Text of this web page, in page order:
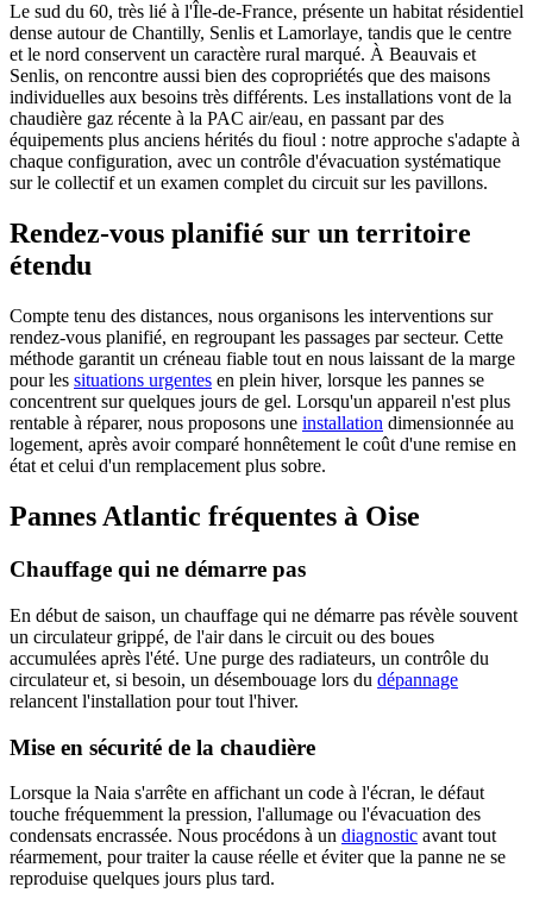
Le sud du 60, très lié à l'Île-de-France, présente un habitat résidentiel
dense autour de Chantilly, Senlis et Lamorlaye, tandis que le centre
et le nord conservent un caractère rural marqué. À Beauvais et
Senlis, on rencontre aussi bien des copropriétés que des maisons
individuelles aux besoins très différents. Les installations vont de la
chaudière gaz récente à la PAC air/eau, en passant par des
équipements plus anciens hérités du fioul : notre approche s'adapte à
chaque configuration, avec un contrôle d'évacuation systématique
sur le collectif et un examen complet du circuit sur les pavillons.
Rendez-vous planifié sur un territoire
étendu
Compte tenu des distances, nous organisons les interventions sur
rendez-vous planifié, en regroupant les passages par secteur. Cette
méthode garantit un créneau fiable tout en nous laissant de la marge
pour les situations urgentes en plein hiver, lorsque les pannes se
concentrent sur quelques jours de gel. Lorsqu'un appareil n'est plus
rentable à réparer, nous proposons une installation dimensionnée au
logement, après avoir comparé honnêtement le coût d'une remise en
état et celui d'un remplacement plus sobre.
Pannes Atlantic fréquentes à Oise
Chauffage qui ne démarre pas
En début de saison, un chauffage qui ne démarre pas révèle souvent
un circulateur grippé, de l'air dans le circuit ou des boues
accumulées après l'été. Une purge des radiateurs, un contrôle du
circulateur et, si besoin, un désembouage lors du dépannage
relancent l'installation pour tout l'hiver.
Mise en sécurité de la chaudière
Lorsque la Naia s'arrête en affichant un code à l'écran, le défaut
touche fréquemment la pression, l'allumage ou l'évacuation des
condensats encrassée. Nous procédons à un diagnostic avant tout
réarmement, pour traiter la cause réelle et éviter que la panne ne se
reproduise quelques jours plus tard.